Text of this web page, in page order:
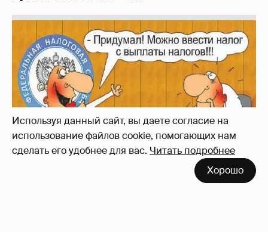
Используя данный сайт, вы даете согласие на
использование файлов cookie, помогающих нам
сделать его удобнее для вас. Читать подробнее
Хорошо
Зачем нам вообще платить налоги? (или:
как работают наши деньги, когда мы
заикаемся о защите прав)